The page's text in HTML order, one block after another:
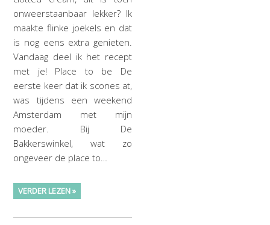
onweerstaanbaar lekker? Ik
maakte flinke joekels en dat
is nog eens extra genieten.
Vandaag deel ik het recept
met je! Place to be De
eerste keer dat ik scones at,
was tijdens een weekend
Amsterdam met mijn
moeder. Bij De
Bakkerswinkel, wat zo
ongeveer de place to…
VERDER LEZEN »